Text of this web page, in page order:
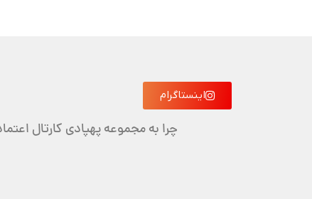
اینستاگرام
چرا به مجموعه پهپادی کارتال